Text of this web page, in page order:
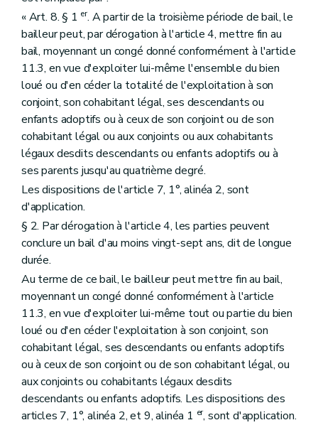
« Art. 8. § 1 er. A partir de la troisième période de bail, le
bailleur peut, par dérogation à l'article 4, mettre fin au
bail, moyennant un congé donné conformément à l'article
11.3, en vue d'exploiter lui-même l'ensemble du bien
loué ou d'en céder la totalité de l'exploitation à son
conjoint, son cohabitant légal, ses descendants ou
enfants adoptifs ou à ceux de son conjoint ou de son
cohabitant légal ou aux conjoints ou aux cohabitants
légaux desdits descendants ou enfants adoptifs ou à
ses parents jusqu'au quatrième degré.
Les dispositions de l'article 7, 1°, alinéa 2, sont
d'application.
§ 2. Par dérogation à l'article 4, les parties peuvent
conclure un bail d'au moins vingt-sept ans, dit de longue
durée.
Au terme de ce bail, le bailleur peut mettre fin au bail,
moyennant un congé donné conformément à l'article
11.3, en vue d'exploiter lui-même tout ou partie du bien
loué ou d'en céder l'exploitation à son conjoint, son
cohabitant légal, ses descendants ou enfants adoptifs
ou à ceux de son conjoint ou de son cohabitant légal, ou
aux conjoints ou cohabitants légaux desdits
descendants ou enfants adoptifs. Les dispositions des
articles 7, 1°, alinéa 2, et 9, alinéa 1 er, sont d'application.